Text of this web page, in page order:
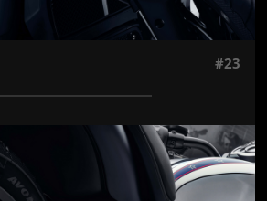
#23
Jön még kép!